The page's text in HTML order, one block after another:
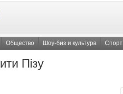
Общество Шоу-биз и культура Спорт
Пізу